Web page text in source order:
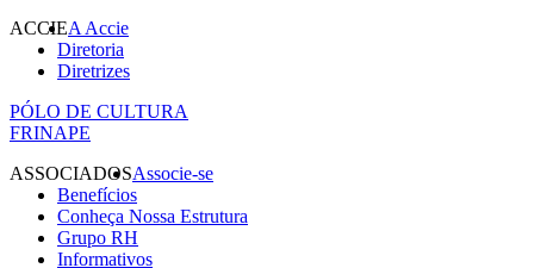
ACCIEA Accie
Diretoria
Diretrizes
PÓLO DE CULTURA
FRINAPE
ASSOCIADOSAssocie-se
Benefícios
Conheça Nossa Estrutura
Grupo RH
Informativos